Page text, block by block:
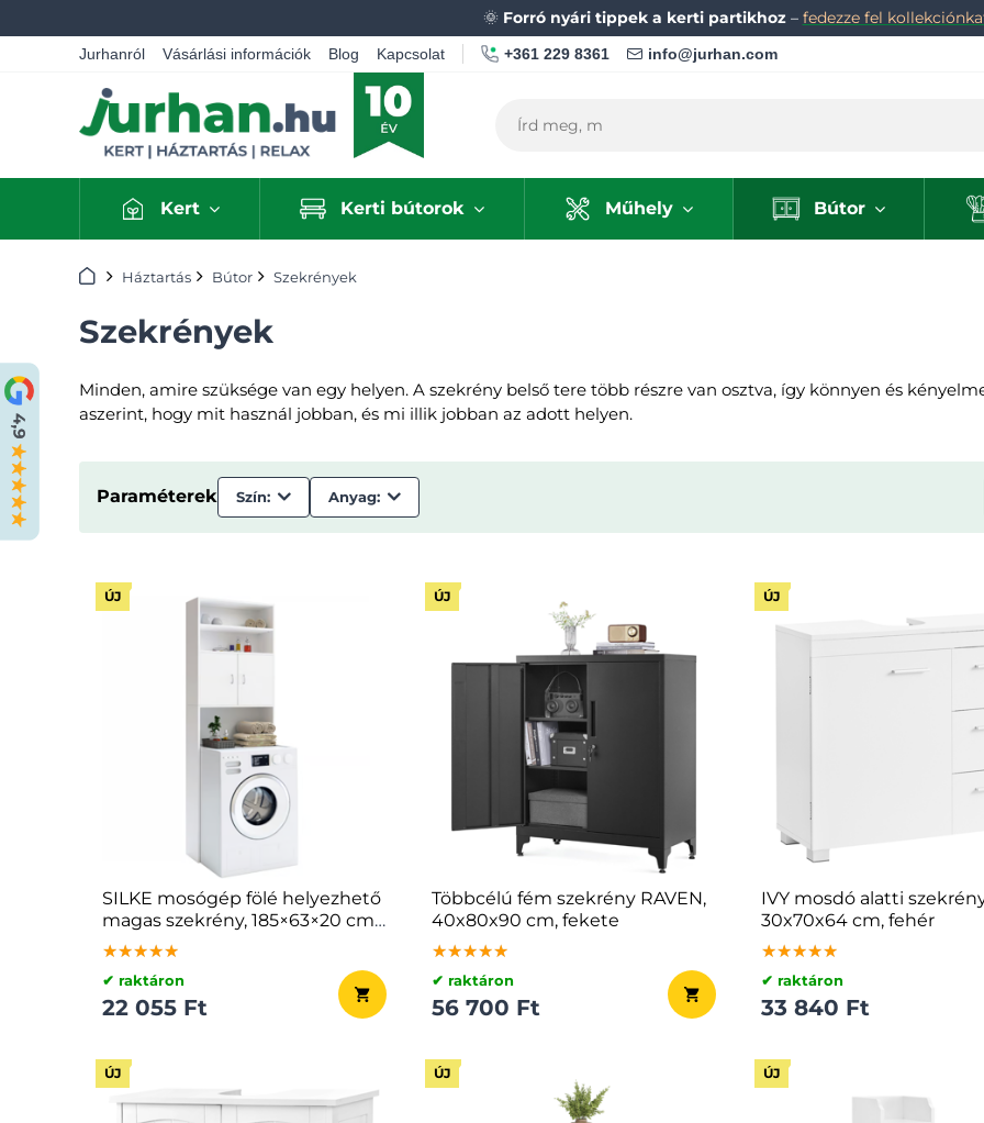
🌞 Forró nyári tippek a kerti partikhoz– fedezze fel
Jurhanról Vásárlási információk Blog Kapcsolat +361 229 8361 info@jurhan.com
Kert Kerti bútorok Műhely Bútor
KezdőlapHáztartás Bútor Szekrények
Szekrények
Minden, amire szüksége van egy helyen. A szekrény belső tere több részre van osztva, így könnyen és
aszerint, hogy mit használ jobban, és mi illik jobban az adott helyen.
Paraméterek Szín: Anyag:
ÚJ
SILKE mosógép fölé helyezhető
magas szekrény, 185×63×20 cm,
fehér
★★★★★
★★★★★
★★★★★
✔ raktáron
22 055 Ft
ÚJ
Többcélú fém szekrény RAVEN,
40x80x90 cm, fekete
★★★★★
★★★★★
★★★★★
✔ raktáron
56 700 Ft
ÚJ
IVY mosdó alatti
30x70x64 cm, fehér
★★★★★
★★★★★
★★★★★
✔ raktáron
33 840 Ft
ÚJ ÚJ ÚJ